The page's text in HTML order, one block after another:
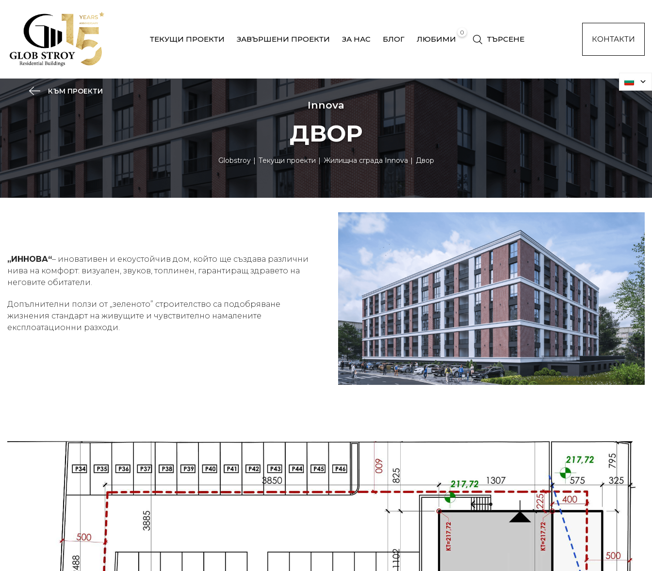
ТЕКУЩИ ПРОЕКТИ ЗАВЪРШЕНИ ПРОЕКТИ ЗА НАС БЛОГ
0
ЛЮБИМИ ТЪРСЕНЕ КОНТАКТИ
КЪМ ПРОЕКТИ
Innova
ДВОР
Globstroy Текущи проекти Жилищна сграда Innova Двор
„ИННОВА“– иновативен и екоустойчив дом, който ще създава различни
нива на комфорт: визуален, звуков, топлинен, гарантиращ здравето на
неговите обитатели.
Допълнителни ползи от „зеленото” строителство са подобряване
жизнения стандарт на живущите и чувствително намалените
експлоатационни разходи.